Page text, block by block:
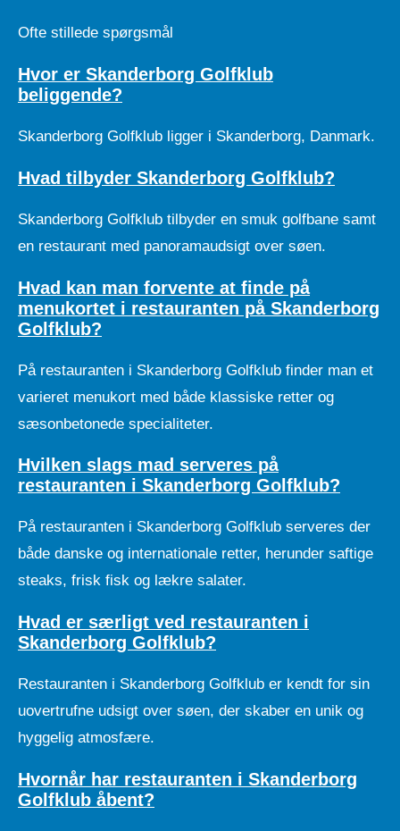
Ofte stillede spørgsmål
Hvor er Skanderborg Golfklub
beliggende?
Skanderborg Golfklub ligger i Skanderborg, Danmark.
Hvad tilbyder Skanderborg Golfklub?
Skanderborg Golfklub tilbyder en smuk golfbane samt
en restaurant med panoramaudsigt over søen.
Hvad kan man forvente at finde på
menukortet i restauranten på Skanderborg
Golfklub?
På restauranten i Skanderborg Golfklub finder man et
varieret menukort med både klassiske retter og
sæsonbetonede specialiteter.
Hvilken slags mad serveres på
restauranten i Skanderborg Golfklub?
På restauranten i Skanderborg Golfklub serveres der
både danske og internationale retter, herunder saftige
steaks, frisk fisk og lækre salater.
Hvad er særligt ved restauranten i
Skanderborg Golfklub?
Restauranten i Skanderborg Golfklub er kendt for sin
uovertrufne udsigt over søen, der skaber en unik og
hyggelig atmosfære.
Hvornår har restauranten i Skanderborg
Golfklub åbent?